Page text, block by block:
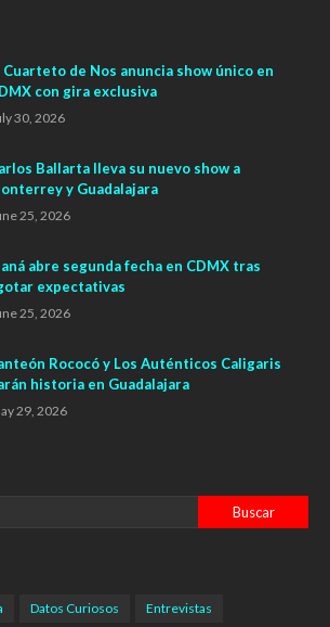
Cuarteto de Nos anuncia show único en
con gira exclusiva
30, 2026
Ballarta lleva su nuevo show a
y Guadalajara
25, 2026
abre segunda fecha en CDMX tras
expectativas
25, 2026
Rococó y Los Auténticos Caligaris
historia en Guadalajara
29, 2026
Datos Curiosos Entrevistas